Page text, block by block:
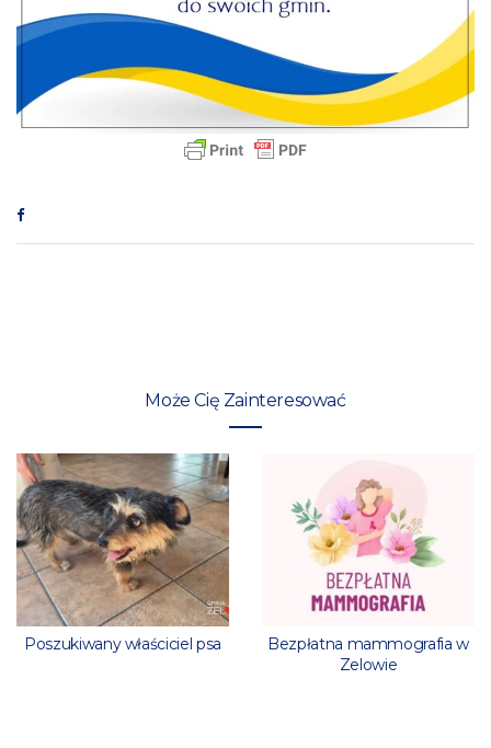
Może Cię Zainteresować
Poszukiwany właściciel psa
Bezpłatna mammografia w
Zelowie